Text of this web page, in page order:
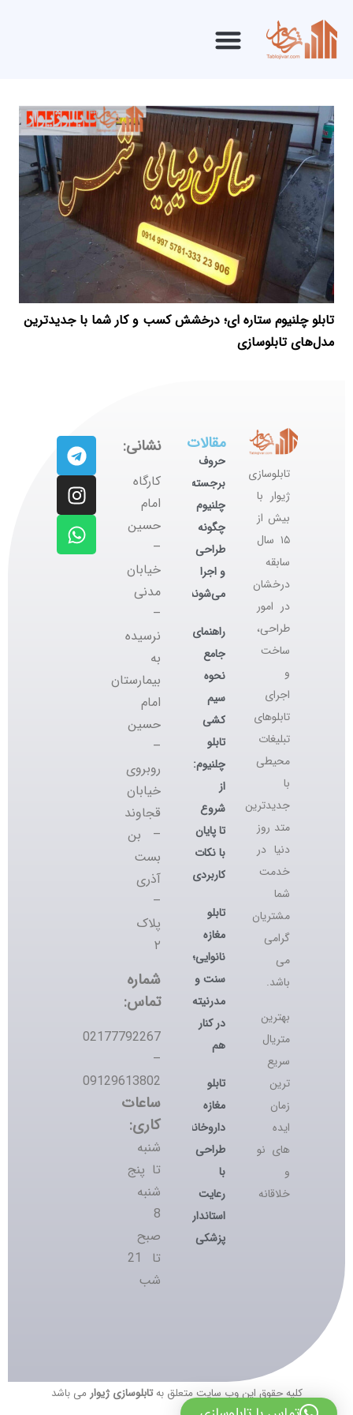
تابلو چلنیوم ستاره ای؛ درخشش کسب و کار شما با جدیدترین
مدل‌های تابلوسازی
تابلوسازی
ژیوار با
بیش از
۱۵ سال
سابقه
درخشان
در امور
طراحی،
ساخت
و
اجرای
تابلوهای
تبلیغات
محیطی
با
جدیدترین
متد روز
دنیا در
خدمت
شما
مشتریان
گرامی
می
باشد.
بهترین
متریال
سریع
ترین
زمان
ایده
های نو
و
خلاقانه
مقالات
حروف
برجسته
چلنیوم
چگونه
طراحی
و اجرا
می‌شوند؟
راهنمای
جامع
نحوه
سیم
کشی
تابلو
چلنیوم:
از
شروع
تا پایان
با نکات
کاربردی
تابلو
مغازه
نانوایی؛
سنت و
مدرنیته
در کنار
هم
تابلو
مغازه
داروخانه؛
طراحی
با
رعایت
استانداردهای
پزشکی
نشانی:
کارگاه
‌امام
حسین
–
خیابان
مدنی
–
نرسیده
به
بیمارستان
امام
حسین
–
روبروی
خیابان
قجاوند
– بن
بست
آذری
–
پلاک
۲
شماره
تماس:
02177792267
–
09129613802
ساعات
کاری:
شنبه
تا پنج
شنبه
8
صبح
تا 21
شب
کلیه حقوق این وب سایت متعلق بهتابلوسازی ژیوار می باشد